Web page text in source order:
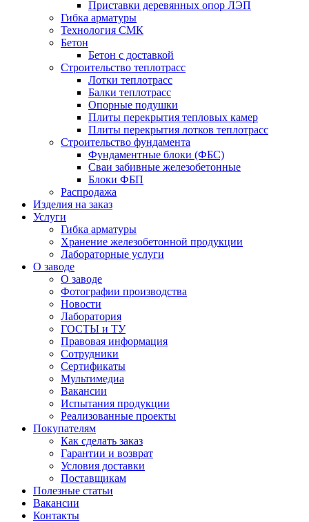
Приставки деревянных опор ЛЭП
Гибка арматуры
Технология СМК
Бетон
Бетон с доставкой
Строительство теплотрасс
Лотки теплотрасс
Балки теплотрасс
Опорные подушки
Плиты перекрытия тепловых камер
Плиты перекрытия лотков теплотрасс
Строительство фундамента
Фундаментные блоки (ФБС)
Сваи забивные железобетонные
Блоки ФБП
Распродажа
Изделия на заказ
Услуги
Гибка арматуры
Хранение железобетонной продукции
Лабораторные услуги
О заводе
О заводе
Фотографии производства
Новости
Лаборатория
ГОСТЫ и ТУ
Правовая информация
Сотрудники
Сертификаты
Мультимедиа
Вакансии
Испытания продукции
Реализованные проекты
Покупателям
Как сделать заказ
Гарантии и возврат
Условия доставки
Поставщикам
Полезные статьи
Вакансии
Контакты